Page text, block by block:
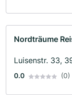
Nordträume
Luisenstr. 33,
0.0 (0)